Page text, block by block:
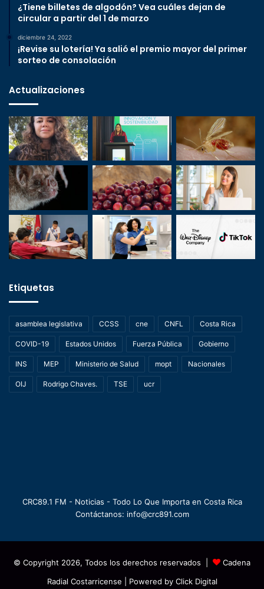
¿Tiene billetes de algodón? Vea cuáles dejan de
circular a partir del 1 de marzo
diciembre 24, 2022
¡Revise su lotería! Ya salió el premio mayor del primer
sorteo de consolación
Actualizaciones
Etiquetas
asamblea legislativa CCSS cne CNFL Costa Rica
COVID-19 Estados Unidos Fuerza Pública Gobierno
INS MEP Ministerio de Salud mopt Nacionales
OIJ Rodrigo Chaves. TSE ucr
CRC89.1 FM - Noticias - Todo Lo Que Importa en Costa Rica
Contáctanos: info@crc891.com
© Copyright 2026, Todos los derechos reservados |
Cadena
Radial Costarricense | Powered by Click Digital